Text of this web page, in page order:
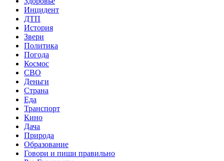
Инцидент
ДТП
История
Звери
Политика
Погода
Космос
СВО
Деньги
Страна
Еда
Транспорт
Кино
Дача
Природа
Образование
Говори и пиши правильно